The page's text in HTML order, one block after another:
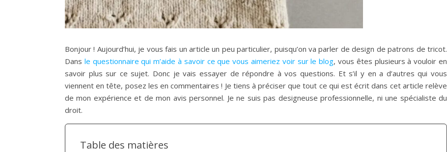
Bonjour ! Aujourd’hui, je vous fais un article un peu particulier, puisqu’on va parler de design de patrons de tricot.
Dans le questionnaire qui m’aide à savoir ce que vous aimeriez voir sur le blog, vous êtes plusieurs à vouloir en
savoir plus sur ce sujet. Donc je vais essayer de répondre à vos questions. Et s’il y en a d’autres qui vous
viennent en tête, posez les en commentaires ! Je tiens à préciser que tout ce qui est écrit dans cet article relève
de mon expérience et de mon avis personnel. Je ne suis pas designeuse professionnelle, ni une spécialiste du
droit.
Table des matières